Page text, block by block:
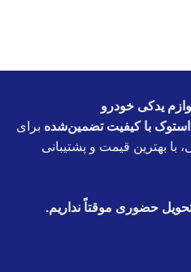
یدکی خودرو
استوک با کیفیت تضمین‌شده برای
با بهترین قیمت و پشتیبانی
حضوری موقتاً نداریم.